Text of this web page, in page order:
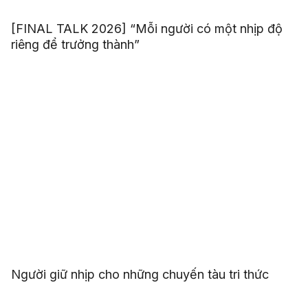
[FINAL TALK 2026] “Mỗi người có một nhịp độ
riêng để trưởng thành”
Người giữ nhịp cho những chuyến tàu tri thức